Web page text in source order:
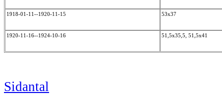
1918-01-11--1920-11-15 53x37
1920-11-16--1924-10-16 51,5x35,5, 51,5x41
Sidantal